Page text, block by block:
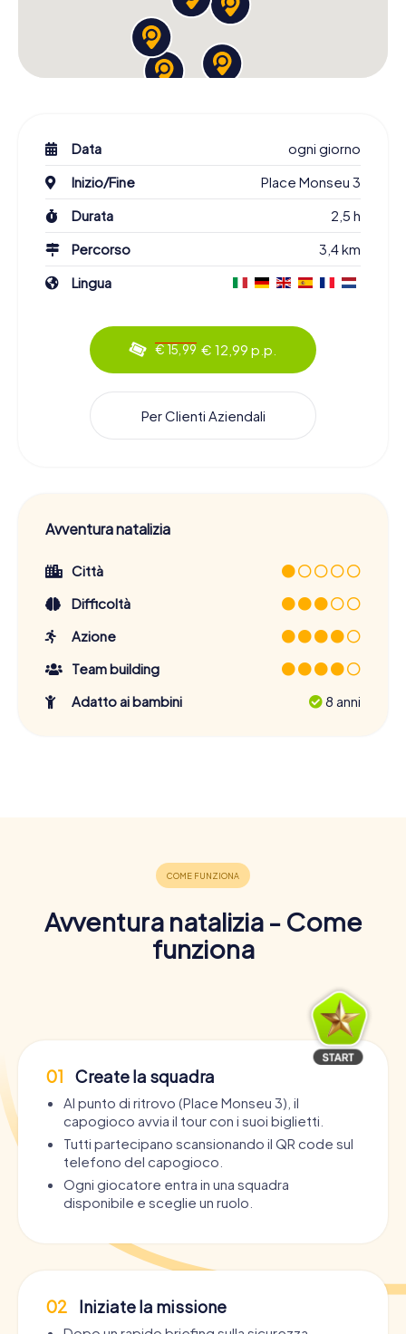
Data
ogni giorno
Inizio/Fine
Place Monseu 3
Durata
2,5 h
Percorso
3,4 km
Lingua
€ 15,99 € 12,99 p.p.
Per Clienti Aziendali
Avventura natalizia
Città
Difficoltà
Azione
Team building
Adatto ai bambini
8 anni
Avventura natalizia - Come
funziona
01 Create la squadra
Al punto di ritrovo (Place Monseu 3), il
capogioco avvia il tour con i suoi biglietti.
Tutti partecipano scansionando il QR code sul
telefono del capogioco.
Ogni giocatore entra in una squadra
disponibile e sceglie un ruolo.
02 Iniziate la missione